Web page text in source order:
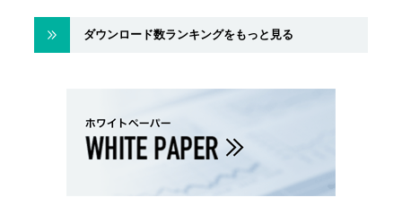
ダウンロード数ランキングをもっと見る